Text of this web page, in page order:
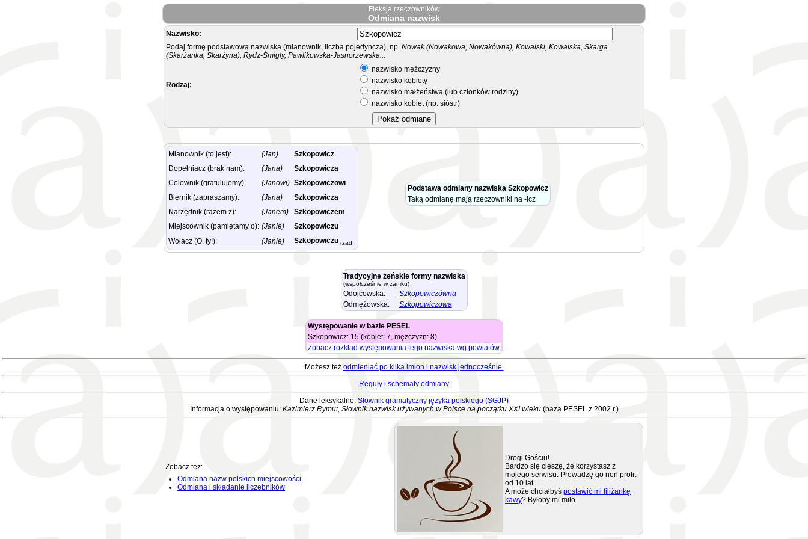
Fleksja rzeczowników
Odmiana nazwisk
Nazwisko:
Podaj formę podstawową nazwiska (mianownik, liczba pojedyncza), np. Nowak (Nowakowa, Nowakówna), Kowalski, Kowalska, Skarga
(Skarżanka, Skarżyna), Rydz-Śmigły, Pawlikowska-Jasnorzewska...
Rodzaj:
nazwisko mężczyzny
nazwisko kobiety
nazwisko małżeństwa (lub członków rodziny)
nazwisko kobiet (np. sióstr)
Mianownik (to jest): (Jan)
Szkopowicz
Dopełniacz (brak nam):
(Jana)
Szkopowicza
Celownik (gratulujemy):
(Janowi) Szkopowiczowi
Biernik (zapraszamy):
(Jana)
Szkopowicza
Narzędnik (razem z):
(Janem)
Szkopowiczem
Miejscownik (pamiętamy o): (Janie)
Szkopowiczu
Wołacz (O, ty!):
(Janie) Szkopowiczu rzad.
Podstawa odmiany nazwiska Szkopowicz
Taką odmianę mają rzeczowniki na -icz
Tradycyjne żeńskie formy nazwiska
(współcześnie w zaniku)
Odojcowska:
Szkopowiczówna
Odmężowska:
Szkopowiczowa
Występowanie w bazie PESEL
Szkopowicz: 15 (kobiet: 7, mężczyzn: 8)
Zobacz rozkład występowania tego nazwiska wg powiatów.
Możesz też odmieniać po kilka imion i nazwisk jednocześnie.
Reguły i schematy odmiany
Dane leksykalne: Słownik gramatyczny języka polskiego (SGJP)
Informacja o występowaniu: Kazimierz Rymut, Słownik nazwisk używanych w Polsce na początku XXI wieku(baza PESEL z 2002 r.)
Zobacz też:
Odmiana nazw polskich miejscowości
Odmiana i składanie liczebników
Drogi Gościu!
Bardzo się cieszę, że korzystasz z
mojego serwisu. Prowadzę go non profit
od 10 lat.
A może chciałbyś postawić mi filiżankę
kawy? Byłoby mi miło.